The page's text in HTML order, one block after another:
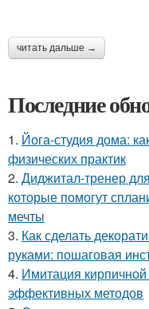
читать дальше →
Последние
1. Йога-студия дома:
физических практик
2. Диджитал-тренер
которые помогут
мечты
3. Как сделать
руками: пошаговая
4. Имитация
эффективных методов